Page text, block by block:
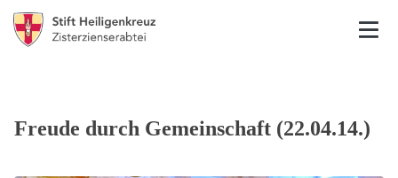
Freude durch Gemeinschaft (22.04.14.)